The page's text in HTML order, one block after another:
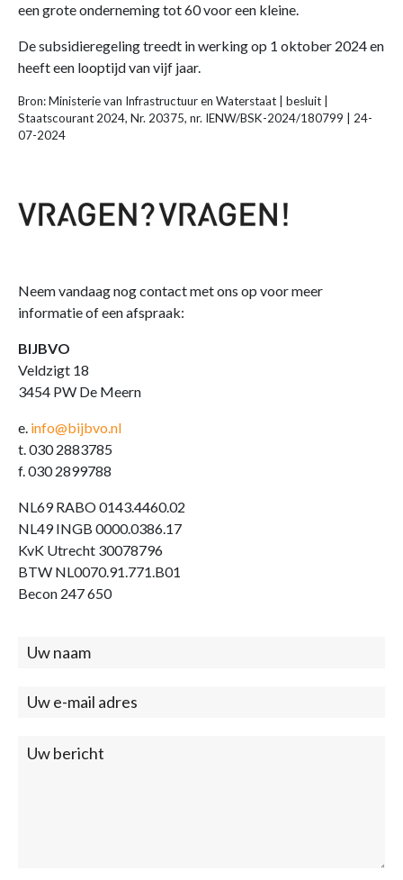
een grote onderneming tot 60 voor een kleine.
De subsidieregeling treedt in werking op 1 oktober 2024 en
heeft een looptijd van vijf jaar.
Bron: Ministerie van Infrastructuur en Waterstaat | besluit |
Staatscourant 2024, Nr. 20375, nr. IENW/BSK-2024/180799 | 24-
07-2024
Neem vandaag nog contact met ons op voor meer
informatie of een afspraak:
BIJBVO
Veldzigt 18
3454 PW De Meern
e. info@bijbvo.nl
t. 030 2883785
f. 030 2899788
NL69 RABO 0143.4460.02
NL49 INGB 0000.0386.17
KvK Utrecht 30078796
BTW NL0070.91.771.B01
Becon 247 650
Contact